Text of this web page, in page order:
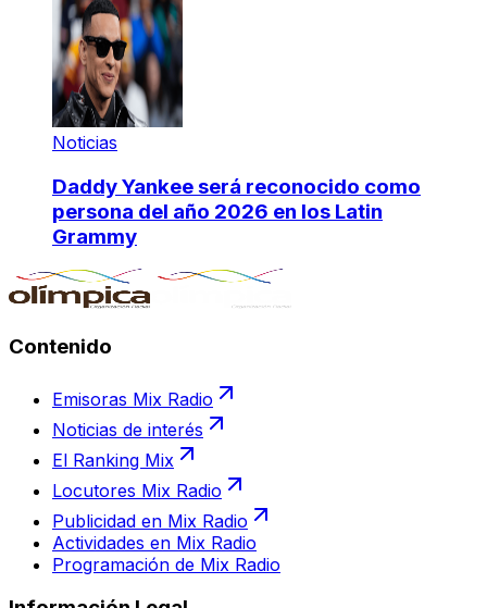
Noticias
Daddy Yankee será reconocido como
persona del año 2026 en los Latin
Grammy
Contenido
Emisoras Mix Radio
Noticias de interés
El Ranking Mix
Locutores Mix Radio
Publicidad en Mix Radio
Actividades en Mix Radio
Programación de Mix Radio